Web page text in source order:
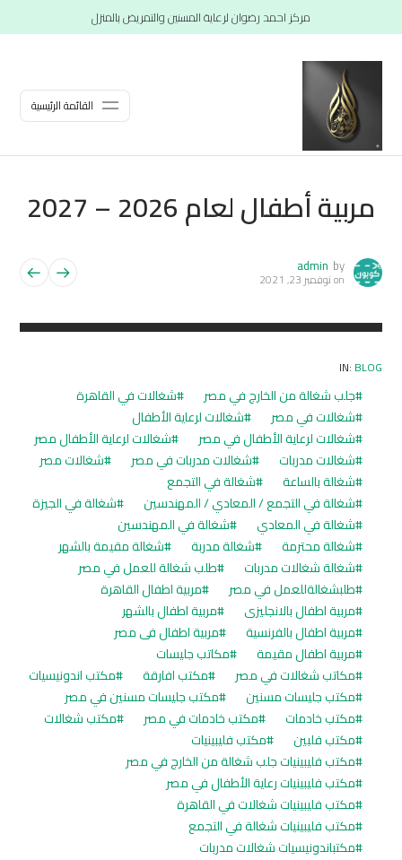
مركز احمد رضوان لرعاية المسنين والتمريض بالمنزل
القائمة الرئيسية
مربية أطفال لعام 2026 – 2027
by
admin
onنوفمبر 23, 2021
IN: BLOG
جلب شغالة من الخارج في مصر
شغالات في القاهرة
شغالات في مصر
شغالات لرعاية الأطفال
شغالات لرعاية الأطفال في مصر
شغالات لرعاية الأطفال مصر
شغالات مدربات
شغالات مدربات في مصر
شغالات مصر
شغالة بالساعة
شغالة في التجمع
شغالة في التجمع / المعادي / المهندسين
شغالة في الجيزة
شغالة في المعادي
شغالة في المهندسين
شغالة محترمة
شغالة مدربة
شغالة مقيمة بالشهر
شغالة شغالات مدربات
طلب شغالة للعمل في مصر
طلبشغالةللعمل في مصر
مربية اطفال القاهرة
مربية اطفال بالانجليزى
مربية اطفال بالشهر
مربية اطفال بالفرنسية
مربية اطفال فى مصر
مربية اطفال مقيمة
مكاتب جليسات
مكاتب شغالات في مصر
مكتب افارقة
مكتب اندونيسيات
مكتب جليسات مسنين
مكتب جليسات مسنين في مصر
مكتب خادمات
مكتب خادمات في مصر
مكتب شغالات
مكتب فلبين
مكتب فليبينيات
مكتب فليبينيات جلب شغالة من الخارج في مصر
مكتب فليبينيات رعاية الأطفال في مصر
مكتب فليبينيات شغالات في القاهرة
مكتب فليبينيات شغالة في التجمع
مكتباندونيسيات شغالات مدربات